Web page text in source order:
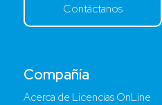
Compañía
Acerca de Licencias OnLine
Contáctanos